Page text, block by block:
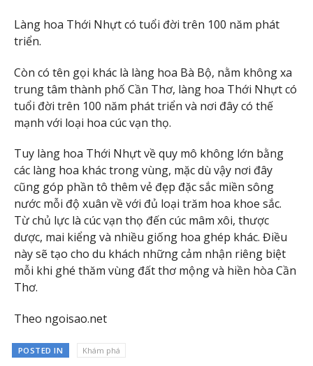
Làng hoa Thới Nhựt có tuổi đời trên 100 năm phát
triển.
Còn có tên gọi khác là làng hoa Bà Bộ, nằm không xa
trung tâm thành phố Cần Thơ, làng hoa Thới Nhựt có
tuổi đời trên 100 năm phát triển và nơi đây có thế
mạnh với loại hoa cúc vạn thọ.
Tuy làng hoa Thới Nhựt về quy mô không lớn bằng
các làng hoa khác trong vùng, mặc dù vậy nơi đây
cũng góp phần tô thêm vẻ đẹp đặc sắc miền sông
nước mỗi độ xuân về với đủ loại trăm hoa khoe sắc.
Từ chủ lực là cúc vạn thọ đến cúc mâm xôi, thược
dược, mai kiểng và nhiều giống hoa ghép khác. Điều
này sẽ tạo cho du khách những cảm nhận riêng biệt
mỗi khi ghé thăm vùng đất thơ mộng và hiền hòa Cần
Thơ.
Theo ngoisao.net
POSTED IN Khám phá